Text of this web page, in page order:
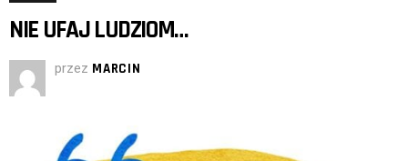
NIE UFAJ LUDZIOM…
przez MARCIN